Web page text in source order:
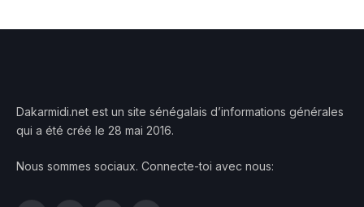
Dakarmidi.net est un site sénégalais d’informations générales
qui a été créé le 28 mai 2016.
Nous sommes sociaux. Connecte-toi avec nous: